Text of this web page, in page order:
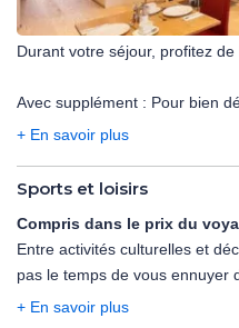
Durant votre séjour, profitez
Avec supplément : Pour bien
chaque matin dans une
moment convivial au bar du
+ En savoir plus
Sports et loisirs
Compris dans le prix du
Entre activités culturelles et
pas le temps de vous ennuyer
viennoise. Après une longue
+ En savoir plus